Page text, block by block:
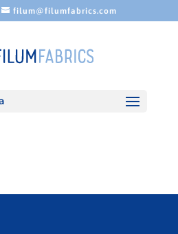
filum@filumfabrics.com